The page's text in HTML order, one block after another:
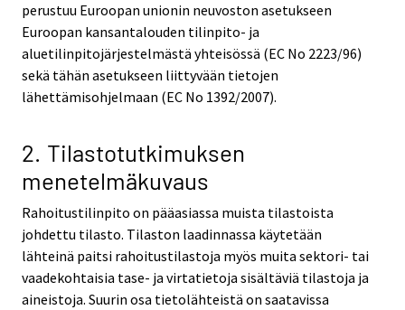
perustuu Euroopan unionin neuvoston asetukseen
Euroopan kansantalouden tilinpito- ja
aluetilinpitojärjestelmästä yhteisössä (EC No 2223/96)
sekä tähän asetukseen liittyvään tietojen
lähettämisohjelmaan (EC No 1392/2007).
2. Tilastotutkimuksen
menetelmäkuvaus
Rahoitustilinpito on pääasiassa muista tilastoista
johdettu tilasto. Tilaston laadinnassa käytetään
lähteinä paitsi rahoitustilastoja myös muita sektori- tai
vaadekohtaisia tase- ja virtatietoja sisältäviä tilastoja ja
aineistoja. Suurin osa tietolähteistä on saatavissa